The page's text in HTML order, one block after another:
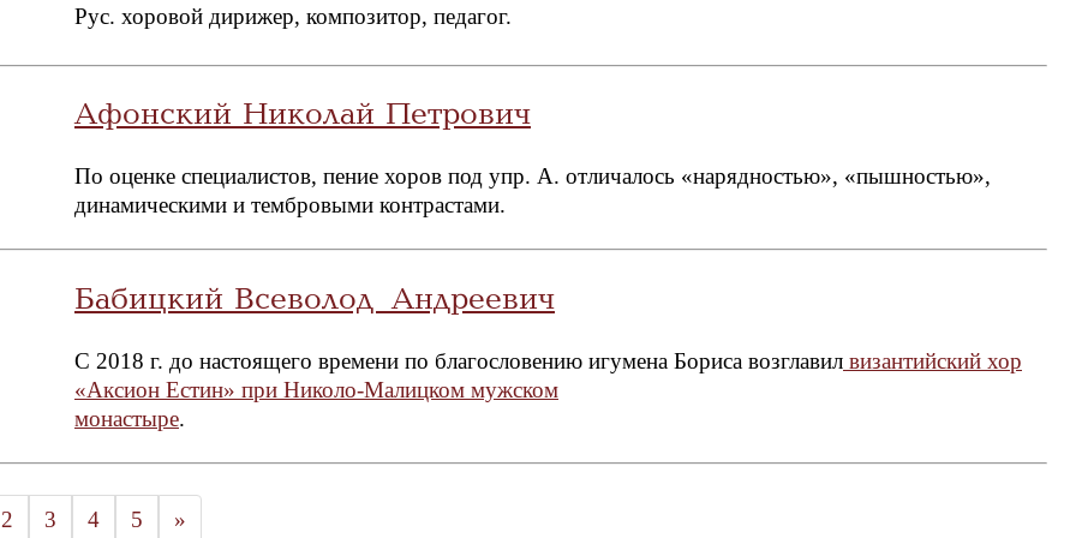
Рус. хоровой дирижер, композитор, педагог.
Афонский Николай Петрович
По оценке специалистов, пение хоров под упр. А. отличалось «нарядностью», «пышностью»,
динамическими и тембровыми контрастами.
Бабицкий Всеволод Андреевич
С 2018 г. до настоящего времени по благословению игумена Бориса возглавил византийский хор
«Аксион Естин» при Николо-Малицком мужском
монастыре.
2 3 4 5 »